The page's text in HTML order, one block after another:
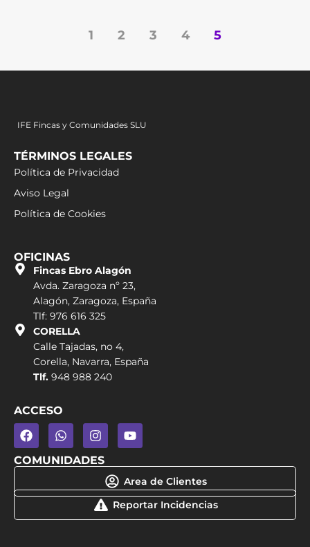
1 2 3 4 5
IFE Fincas y Comunidades SLU
TÉRMINOS LEGALES
Política de Privacidad
Aviso Legal
Política de Cookies
OFICINAS
Fincas Ebro Alagón
Avda. Zaragoza nº 23,
Alagón, Zaragoza, España
Tlf: 976 616 325
CORELLA
Calle Tajadas, no 4,
Corella, Navarra, España
Tlf. 948 988 240
ACCESO
COMUNIDADES
Area de Clientes
Reportar Incidencias